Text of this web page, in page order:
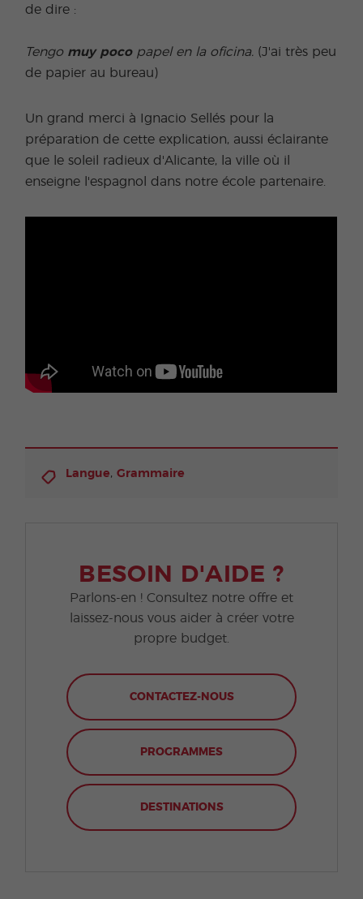
de dire :
Tengo muy pocopapel en la oficina. (J'ai très peu
de papier au bureau)
Un grand merci à Ignacio Sellés pour la
préparation de cette explication, aussi éclairante
que le soleil radieux d'Alicante, la ville où il
enseigne l'espagnol dans notre école partenaire.
Langue, Grammaire
BESOIN D'AIDE ?
Parlons-en ! Consultez notre offre et
laissez-nous vous aider à créer votre
propre budget.
CONTACTEZ-NOUS
PROGRAMMES
DESTINATIONS